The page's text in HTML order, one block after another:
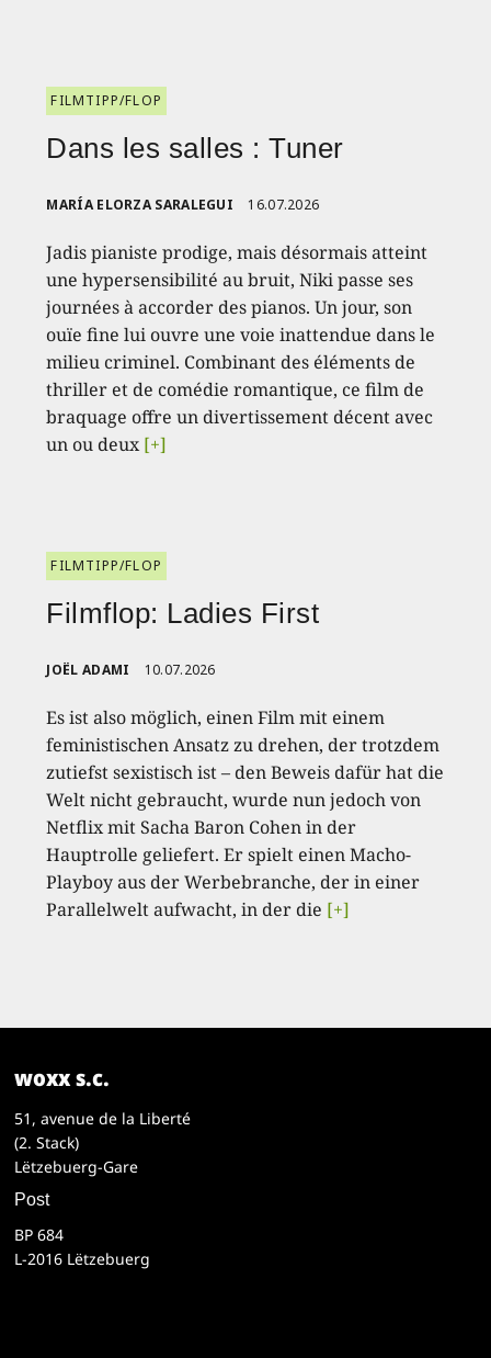
FILMTIPP/FLOP
Dans les salles : Tuner
MARÍA ELORZA SARALEGUI 16.07.2026
Jadis pianiste prodige, mais désormais atteint
une hypersensibilité au bruit, Niki passe ses
journées à accorder des pianos. Un jour, son
ouïe fine lui ouvre une voie inattendue dans le
milieu criminel. Combinant des éléments de
thriller et de comédie romantique, ce film de
braquage offre un divertissement décent avec
un ou deux[+]
FILMTIPP/FLOP
Filmflop: Ladies First
JOËL ADAMI 10.07.2026
Es ist also möglich, einen Film mit einem
feministischen Ansatz zu drehen, der trotzdem
zutiefst sexistisch ist – den Beweis dafür hat die
Welt nicht gebraucht, wurde nun jedoch von
Netflix mit Sacha Baron Cohen in der
Hauptrolle geliefert. Er spielt einen Macho-
Playboy aus der Werbebranche, der in einer
Parallelwelt aufwacht, in der die [+]
woxx s.c.
51, avenue de la Liberté
(2. Stack)
Lëtzebuerg-Gare
Post
BP 684
L-2016 Lëtzebuerg